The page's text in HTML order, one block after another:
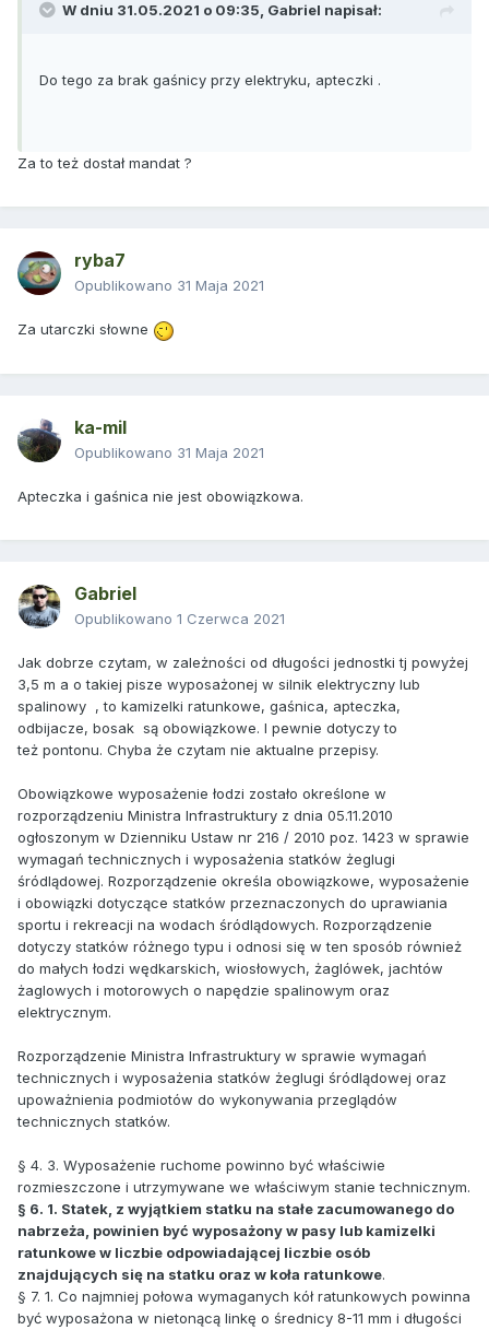
W dniu 31.05.2021 o 09:35, Gabriel napisał:
Do tego za brak gaśnicy przy elektryku, apteczki .
Za to też dostał mandat ?
ryba7
Opublikowano 31 Maja 2021
Za utarczki słowne
ka-mil
Opublikowano 31 Maja 2021
Apteczka i gaśnica nie jest obowiązkowa.
Gabriel
Opublikowano 1 Czerwca 2021
Jak dobrze czytam, w zależności od długości jednostki tj powyżej
3,5 m a o takiej pisze wyposażonej w silnik elektryczny lub
spalinowy , to kamizelki ratunkowe, gaśnica, apteczka,
odbijacze, bosak są obowiązkowe. I pewnie dotyczy to
też pontonu. Chyba że czytam nie aktualne przepisy.
Obowiązkowe wyposażenie łodzi zostało określone w
rozporządzeniu Ministra Infrastruktury z dnia 05.11.2010
ogłoszonym w Dzienniku Ustaw nr 216 / 2010 poz. 1423 w sprawie
wymagań technicznych i wyposażenia statków żeglugi
śródlądowej. Rozporządzenie określa obowiązkowe, wyposażenie
i obowiązki dotyczące statków przeznaczonych do uprawiania
sportu i rekreacji na wodach śródlądowych. Rozporządzenie
dotyczy statków różnego typu i odnosi się w ten sposób również
do małych łodzi wędkarskich, wiosłowych, żaglówek, jachtów
żaglowych i motorowych o napędzie spalinowym oraz
elektrycznym.
Rozporządzenie Ministra Infrastruktury w sprawie wymagań
technicznych i wyposażenia statków żeglugi śródlądowej oraz
upoważnienia podmiotów do wykonywania przeglądów
technicznych statków.
§ 4. 3. Wyposażenie ruchome powinno być właściwie
rozmieszczone i utrzymywane we właściwym stanie technicznym.
§ 6. 1. Statek, z wyjątkiem statku na stałe zacumowanego do
nabrzeża, powinien być wyposażony w pasy lub kamizelki
ratunkowe w liczbie odpowiadającej liczbie osób
znajdujących się na statku oraz w koła ratunkowe.
§ 7. 1. Co najmniej połowa wymaganych kół ratunkowych powinna
być wyposażona w nietonącą linkę o średnicy 8-11 mm i długości